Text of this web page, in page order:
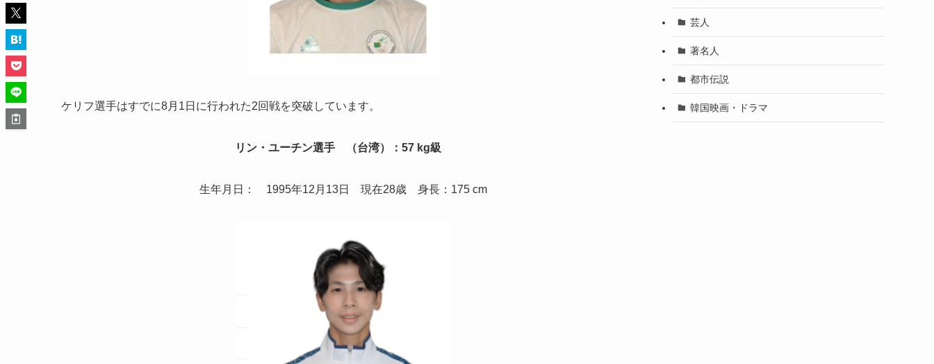
ケリフ選手はすでに8月1日に行われた2回戦を突破しています。
リン・ユーチン選手 （台湾）：57 kg級
生年月日： 1995年12月13日 現在28歳 身長：175 cm
芸人
著名人
都市伝説
韓国映画・ドラマ